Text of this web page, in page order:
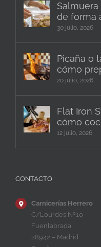
de forma
30 julio, 2026
Picaña o
cómo
20 julio, 2026
Flat Iron
cómo
12 julio, 2026
CONTACTO
Carnicerías Herrero
C/Lourdes Nº10
Fuenlabrada
28942 – Madrid